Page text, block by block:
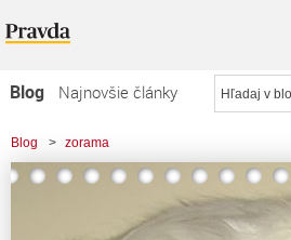
Blog
Najnovšie články
Najčítanejšie články
Najkomentovanejšie články
Blog > zorama